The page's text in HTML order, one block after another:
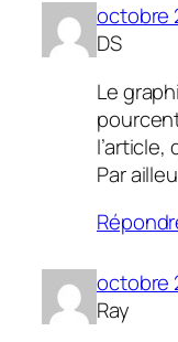
octobre
DS
Le
l’article,
Par
octobre
Ray